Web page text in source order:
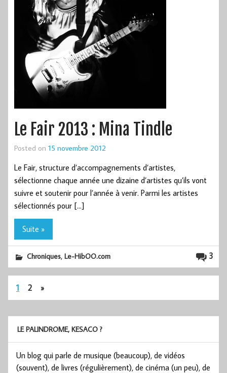
Le Fair 2013 : Mina Tindle
Posted on 15 novembre 2012
Le Fair, structure d’accompagnements d’artistes,
sélectionne chaque année une dizaine d’artistes qu’ils vont
suivre et soutenir pour l’année à venir. Parmi les artistes
sélectionnés pour […]
Suite »
3
Chroniques,Le-HibOO.com
1 2 »
LE PALINDROME, KESACO ?
Un blog qui parle de musique (beaucoup), de vidéos
(souvent), de livres (régulièrement), de cinéma (un peu), de